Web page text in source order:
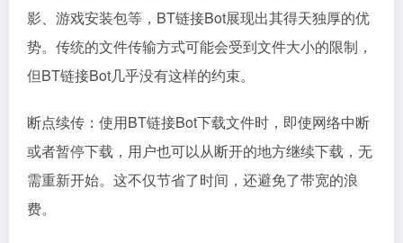
影、游戏安装包等，BT链接Bot展现出其得天独厚的优
势。传统的文件传输方式可能会受到文件大小的限制，
但BT链接Bot几乎没有这样的约束。
断点续传：使用BT链接Bot下载文件时，即使网络中断
或者暂停下载，用户也可以从断开的地方继续下载，无
需重新开始。这不仅节省了时间，还避免了带宽的浪
费。